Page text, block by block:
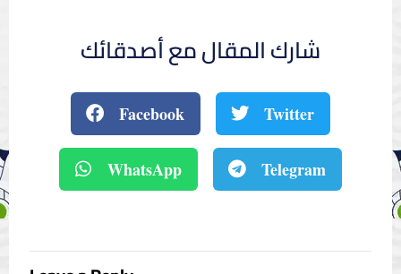
شارك المقال مع أصدقائك
Facebook Twitter
WhatsApp Telegram